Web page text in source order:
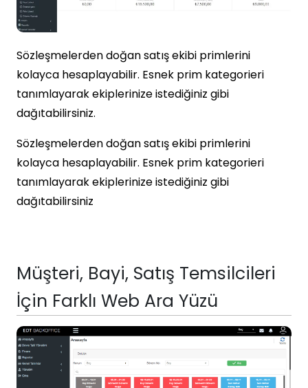
Sözleşmelerden doğan satış ekibi primlerini
kolayca hesaplayabilir. Esnek prim kategorieri
tanımlayarak ekiplerinize istediğiniz gibi
dağıtabilirsiniz.
Sözleşmelerden doğan satış ekibi primlerini
kolayca hesaplayabilir. Esnek prim kategorieri
tanımlayarak ekiplerinize istediğiniz gibi
dağıtabilirsiniz
Müşteri, Bayi, Satış Temsilcileri
İçin Farklı Web Ara Yüzü